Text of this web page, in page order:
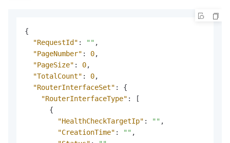
{
"RequestId" : "" ,
"PageNumber" : 0,
"PageSize" : 0,
"TotalCount" : 0,
"RouterInterfaceSet" :
{
"RouterInterfaceType" :
[
{
"HealthCheckTargetIp" : "" ,
"CreationTime" : "" ,